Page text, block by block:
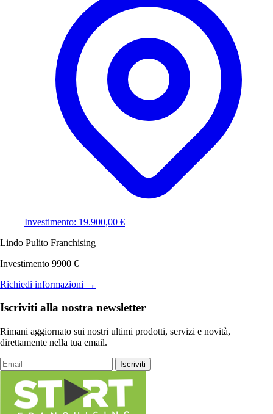
Investimento: 19.900,00 €
Lindo Pulito Franchising
Investimento 9900 €
Richiedi informazioni →
Iscriviti alla nostra newsletter
Rimani aggiornato sui nostri ultimi prodotti, servizi e novità,
direttamente nella tua email.
Iscriviti